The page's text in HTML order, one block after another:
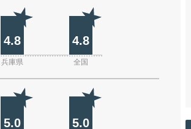
4.8 4.8
兵庫県 全国
5.0 5.0